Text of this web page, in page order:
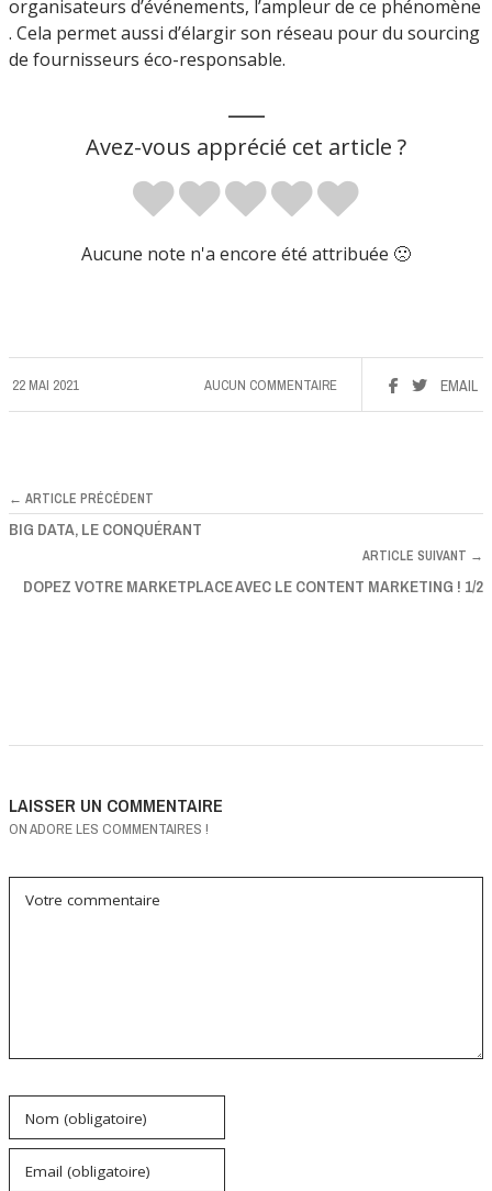
organisateurs d’événements, l’ampleur de ce phénomène
. Cela permet aussi d’élargir son réseau pour du sourcing
de fournisseurs éco-responsable.
Avez-vous apprécié cet article ?
Aucune note n'a encore été attribuée 🙁
22 MAI 2021 EMAIL
AUCUN COMMENTAIRE
← ARTICLE PRÉCÉDENT
BIG DATA, LE CONQUÉRANT
ARTICLE SUIVANT →
DOPEZ VOTRE MARKETPLACE AVEC LE CONTENT MARKETING ! 1/2
LAISSER UN COMMENTAIRE
ON ADORE LES COMMENTAIRES !
Votre commentaire
Nom (obligatoire)
Email (obligatoire)